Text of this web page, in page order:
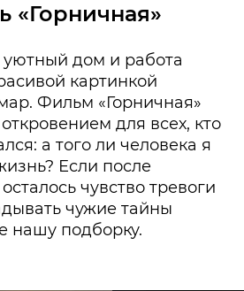
«Горничная»
дом и работа
картинкой
Фильм «Горничная»
для всех, кто
а того ли человека я
Если после
чувство тревоги
чужие тайны
нашу подборку.